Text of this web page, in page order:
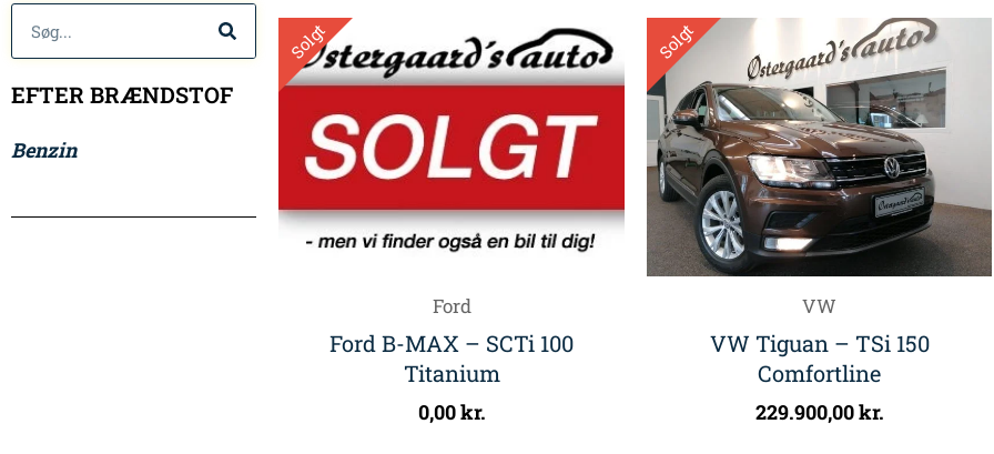
Søg
EFTER BRÆNDSTOF
Benzin
Solgt
Ford
Ford B-MAX – SCTi 100
Titanium
0,00kr.
Solgt
VW
VW Tiguan – TSi 150
Comfortline
229.900,00kr.